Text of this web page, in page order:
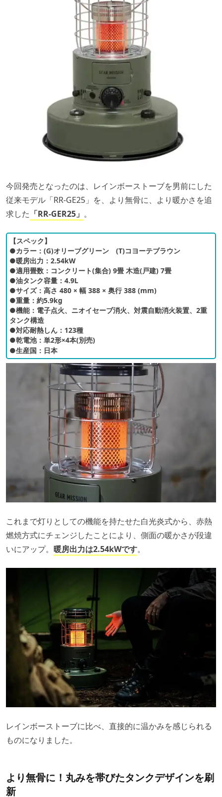
今回発売となったのは、レインボーストーブを男前にした
従来モデル「RR-GE25」を、より無骨に、より暖かさを追
求した 「RR-GER25」 。
【スペック】
●カラー：(G)オリーブグリーン (T)コヨーテブラウン
●暖房出力：2.54kW
●適用畳数：コンクリート(集合) 9畳 木造(戸建) 7畳
●油タンク容量：4.9L
●サイズ：高さ 480 × 幅 388 × 奥行 388 (mm)
●重量：約5.9kg
●機能：電子点火、ニオイセーブ消火、対震自動消火装置、2重
タンク構造
●対応耐熱しん：123種
●乾電池：単2形×4本(別売)
●生産国：日本
これまで灯りとしての機能を持たせた白光炎式から、赤熱
燃焼方式にチェンジしたことにより、側面の暖かさが段違
いにアップ。 暖房出力は2.54kWです。
レインボーストーブに比べ、直接的に温かみを感じられる
ものになりました。
より無骨に！丸みを帯びたタンクデザインを刷
新